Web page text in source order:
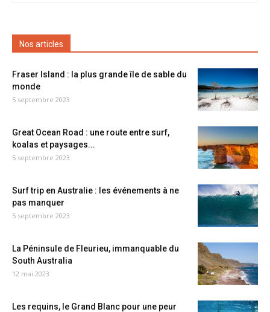
Nos articles
Fraser Island : la plus grande île de sable du
monde
5 septembre 2023
Great Ocean Road : une route entre surf,
koalas et paysages...
5 septembre 2023
Surf trip en Australie : les événements à ne
pas manquer
5 septembre 2023
La Péninsule de Fleurieu, immanquable du
South Australia
12 mai 2023
Les requins, le Grand Blanc pour une peur